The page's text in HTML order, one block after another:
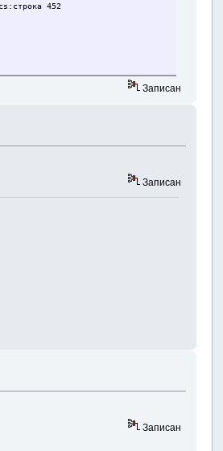
452
Записан
Записан
Записан